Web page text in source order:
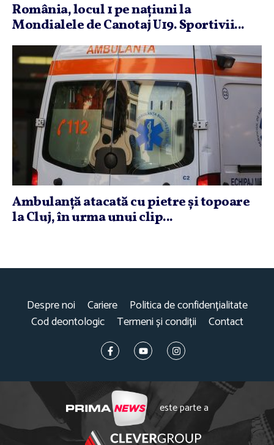
România, locul 1 pe naţiuni la
Mondialele de Canotaj U19. Sportivii...
Ambulanţă atacată cu pietre şi topoare
la Cluj, în urma unui clip...
Despre noi Cariere
Politica de confidențialitate
Cod deontologic
Termeni și condiții Contact
este parte a